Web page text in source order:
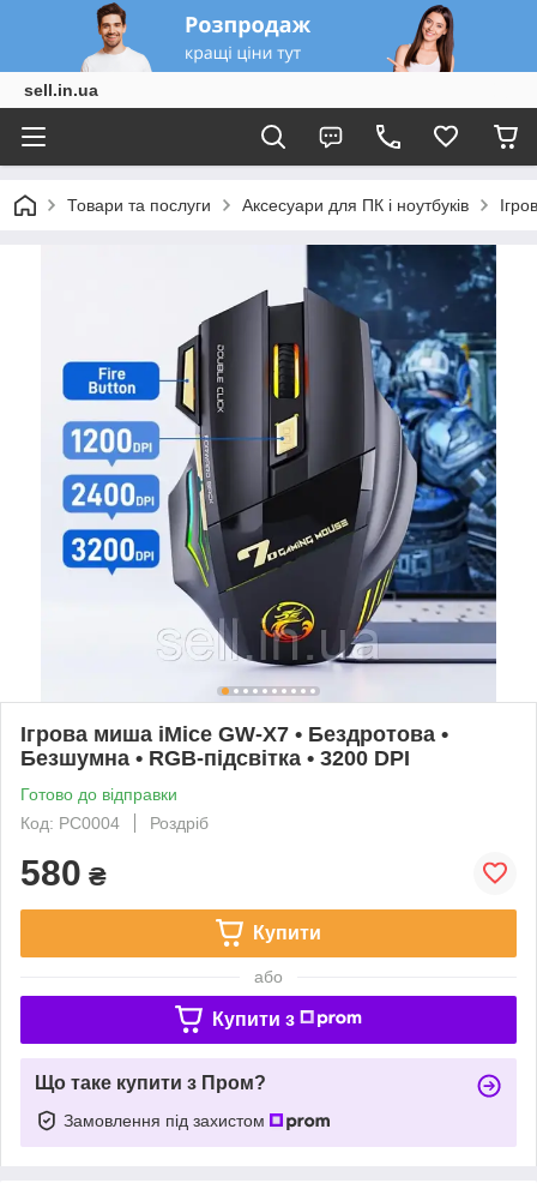
sell.in.ua
Товари та послуги Аксесуари для ПК і ноутбуків
Ігрова миша iMice GW-X7 • Бездротова •
Безшумна • RGB-підсвітка • 3200 DPI
Готово до відправки
Код: PC0004
Роздріб
580 ₴
Купити
або
Купити з
Що таке купити з Пром?
Замовлення під захистом